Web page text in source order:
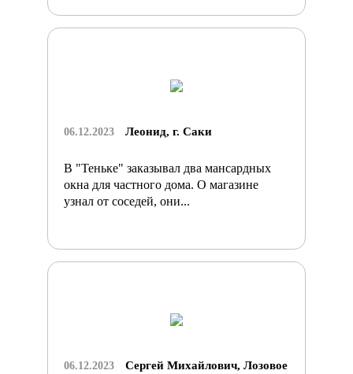
06.12.2023 Леонид, г. Саки
В "Теньке" заказывал два мансардных
окна для частного дома. О магазине
узнал от соседей, они...
06.12.2023 Сергей Михайлович, Лозовое